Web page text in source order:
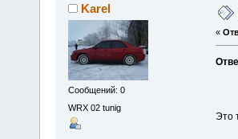
Karel
Сообщений: 0
WRX 02 tunig
«
Это